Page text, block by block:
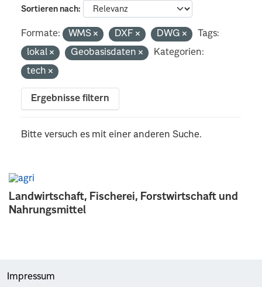
Landwirtschaft, Fischerei, Forstwirtschaft und
Nahrungsmittel
Sortieren nach
Formate: WMS DXF DWG
Tags:
lokal
Geobasisdaten
Kategorien:
tech
Ergebnisse filtern
Bitte versuch es mit einer anderen Suche.
Impressum